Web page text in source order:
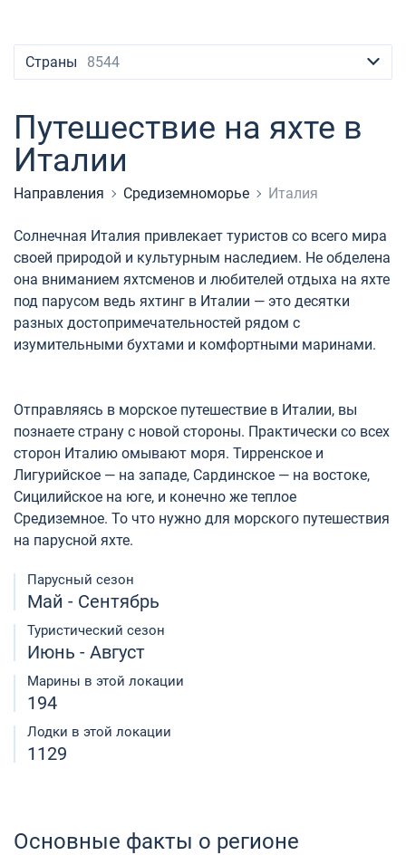
Британские Виргинские острова
Мартиника
Багамы
Афины
Лефкас
Корфу
Мугла
Марина Мандалина
Марина Корнати
Марина Каштела
ACI Марина Дубровник
Марина Веруда
Elan
Hanse
Excess
Lagoon
Bali
Fountaine Pajot
Leopard
Lagoon 50
Bali Catspace
Bali 4.2
Bali 4.6
Bali 5.4
Astrea 42
Excess 11
Bavaria Cruiser 51
Oceanis 40.1
Oceanis 46.1
Oceanis 51.1
Jeanneau 54
Sun Odyssey 440
Sun Odyssey 410
Dufour 46 GL
Майорка
Тенерифе
Салерно
Сардиния
Сицилия
Гечек
Мармарис
Фетхие
Багамы
Британские Виргинские острова
Мартиника
+380 (93) 4661696
Страны 8544
Путешествие на яхте в
Италии
Направления Средиземноморье Италия
Солнечная Италия привлекает туристов со всего мира
своей природой и культурным наследием. Не обделена
она вниманием яхтсменов и любителей отдыха на яхте
под парусом ведь яхтинг в Италии — это десятки
разных достопримечательностей рядом с
изумительными бухтами и комфортными маринами.
Отправляясь в морское путешествие в Италии, вы
познаете страну с новой стороны. Практически со всех
сторон Италию омывают моря. Тирренское и
Лигурийское — на западе, Сардинское — на востоке,
Сицилийское на юге, и конечно же теплое
Средиземное. То что нужно для морского путешествия
на парусной яхте.
Парусный сезон
Май - Сентябрь
Туристический сезон
Июнь - Август
Марины в этой локации
194
Лодки в этой локации
1129
Основные факты о регионе